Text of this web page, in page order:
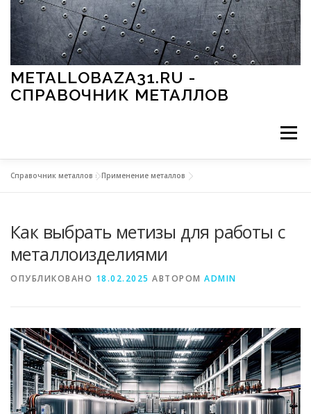
Перейти к содержимому
METALLOBAZA31.RU -
СПРАВОЧНИК МЕТАЛЛОВ
Меню
МЕТАЛЛЫ И ОКРУЖАЮЩАЯ СРЕДА
СВОЙСТВА МЕТАЛЛОВ СОРТА МЕТАЛЛОВ
СТАТЬИ
Справочник металлов »Применение металлов
Как выбрать метизы для работы с
металлоизделиями
ОПУБЛИКОВАНО 18.02.2025 АВТОРОМ ADMIN